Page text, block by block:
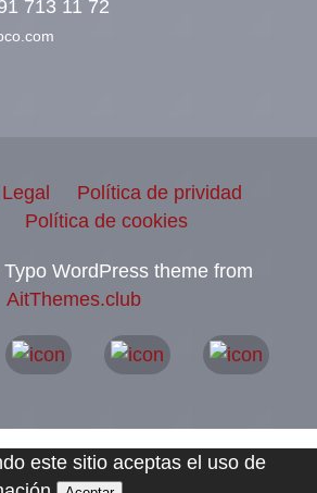
713 11 72
Política de prividad
Política de cookies
WordPress theme from
AitThemes.club
este sitio aceptas el uso de